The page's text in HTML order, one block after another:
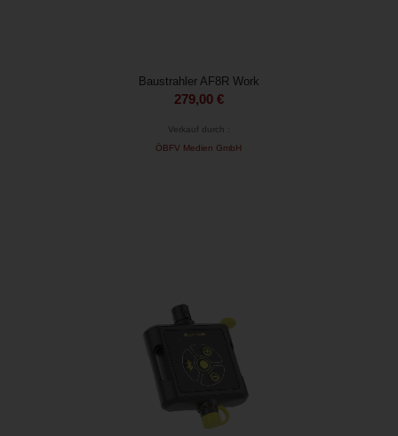
Baustrahler AF8R Work
279,00 €
Verkauf durch :
ÖBFV Medien GmbH